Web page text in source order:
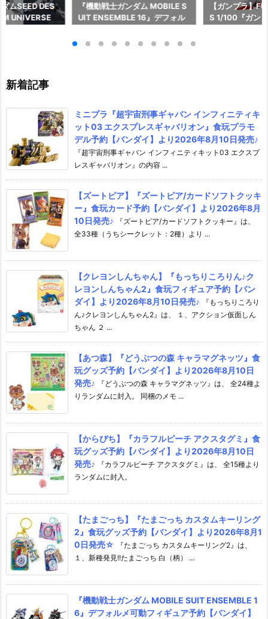
ムSEED DES
UNIVERSE
『機動戦士ガンダム MOBILE S
UIT ENSEMBLE 16』デフォル
イ】より2026年12月再販予定♪
【ガンプラ】
S 1/100『ガン
新着記事
ミニプラ『超宇宙刑事ギャバン インフィニティキ
ット03 エクスプレスギャバリオン』食玩プラモ
デル予約【バンダイ】より2026年8月10日発売♪
『超宇宙刑事ギャバン インフィニティキット03 エクスプ
レスギャバリオン』の内容 ...
【ズートピア】『ズートピア/カードソフトクッキ
ー』食玩カード予約【バンダイ】より2026年8月
10日発売♪
『ズートピア/カードソフトクッキー』は、
全33種（うちシークレット：2種）より ...
【クレヨンしんちゃん】『もっちりころりん♪ク
レヨンしんちゃん2』食玩フィギュア予約【バン
ダイ】より2026年8月10日発売♪
『もっちりころり
ん♪クレヨンしんちゃん2』は、 １、アクション仮面しん
ちゃん ２ ...
【あつ森】『どうぶつの森 キャラマグネッツ』食
玩グッズ予約【バンダイ】より2026年8月10日
発売♪
『どうぶつの森 キャラマグネッツ』は、 全24種よ
りランダムに封入。 同梱のメモ ...
【からぴち】『カラフルピーチ アクスタグミ』食
玩グッズ予約【バンダイ】より2026年8月10日
発売♪
『カラフルピーチ アクスタグミ』は、 全15種より
ランダムに封入。
【たまごっち】『たまごっち カスタムキーリング
2』食玩グッズ予約【バンダイ】より2026年8月1
0日発売☆
『たまごっち カスタムキーリング2』は、
１、新種発見!!たまごっち 白（柄） ...
『機動戦士ガンダム MOBILE SUIT ENSEMBLE 1
6』デフォルメ可動フィギュア予約【バンダイ】